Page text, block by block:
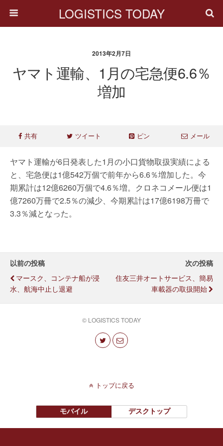
LOGISTICS TODAY
2013年2月7日
ヤマト運輸、1月の宅急便6.6％
増加
共有 ツイート ピン メール
ヤマト運輸が6日発表した1月の小口貨物取扱実績による
と、宅急便は1億542万個で前年から6.6％増加した。今
期累計は12億6260万個で4.6％増。クロネコメール便は1
億7260万冊で2.5％の減少、今期累計は17億6198万冊で
3.3％減となった。
以前の投稿
マースク、コンテナ船が浸
水、航海中止し退避
次の投稿
住友三井オートサービス、簡易
車載器の取扱開始
© LOGISTICS TODAY
トップに戻る
モバイル デスクトップ